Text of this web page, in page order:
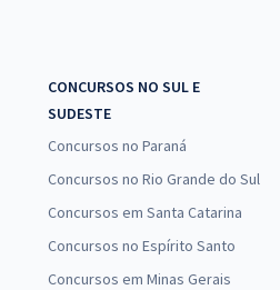
CONCURSOS NO SUL E
SUDESTE
Concursos no Paraná
Concursos no Rio Grande do Sul
Concursos em Santa Catarina
Concursos no Espírito Santo
Concursos em Minas Gerais